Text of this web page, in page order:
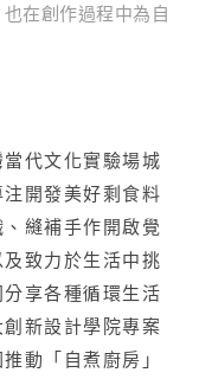
在創作過程中為自
當代文化實驗場城
開發美好剩食料
縫補手作開啟覺
致力於生活中挑
享各種循環生活
新設計學院專案
動「自煮廚房」